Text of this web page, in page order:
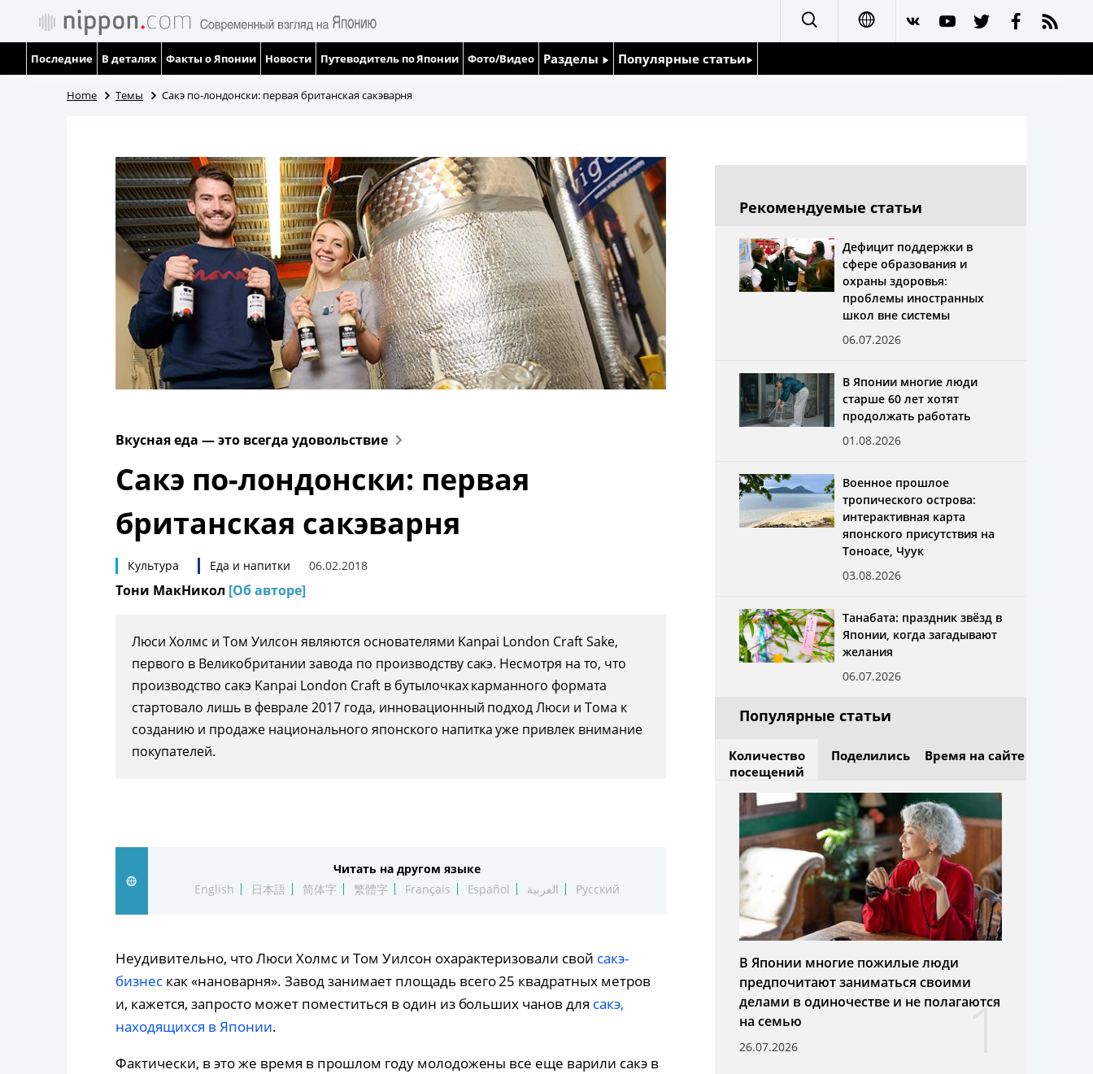
Español
العربية
Последние В деталях Факты о Японии Новости Путеводитель по Японии Фото/Видео Разделы
Политика
Экономика
Общество
Культура
Жизнь
Технологии
Популярные статьи
Семья
Еда и напитки
Home Темы Сакэ по-лондонски: первая британская сакэварня
Вкусная еда — это всегда удовольствие
Сакэ по-лондонски: первая
британская сакэварня
Культура Еда и напитки 06.02.2018
Тони МакНикол [Об авторе]
Люси Холмс и Том Уилсон являются основателями Kanpai London Craft Sake,
первого в Великобритании завода по производству сакэ. Несмотря на то, что
производство сакэ Kanpai London Craft в бутылочках карманного формата
стартовало лишь в феврале 2017 года, инновационный подход Люси и Тома к
созданию и продаже национального японского напитка уже привлек внимание
покупателей.
Читать на другом языке
English
日本語 简体字 繁體字 Français Español العربية Русский
Неудивительно, что Люси Холмс и Том Уилсон охарактеризовали свой сакэ-
бизнескак «нановарня». Завод занимает площадь всего 25 квадратных метров
и, кажется, запросто может поместиться в один из больших чанов для сакэ,
находящихся в Японии.
Фактически, в это же время в прошлом году молодожены все еще варили сакэ в
Рекомендуемые статьи
Дефицит поддержки в
сфере образования и
охраны здоровья:
проблемы иностранных
школ вне системы
06.07.2026
В Японии многие люди
старше 60 лет хотят
продолжать работать
01.08.2026
Военное прошлое
тропического острова:
интерактивная карта
японского присутствия на
Тоноасе, Чуук
03.08.2026
Танабата: праздник звёзд в
Японии, когда загадывают
желания
06.07.2026
Популярные статьи
Количество
посещений
Поделились Время на сайте
1
В Японии многие пожилые люди
предпочитают заниматься своими
делами в одиночестве и не полагаются
на семью
26.07.2026